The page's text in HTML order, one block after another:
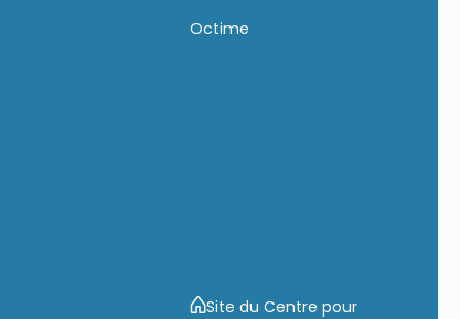
Octime
Site du Centre pour